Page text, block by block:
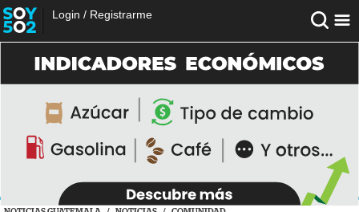
Login / Registrarme